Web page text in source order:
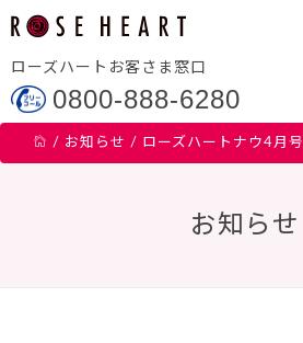
ローズハートお客さま窓口
0800-888-6280
/ お知らせ / ローズハートナウ4月号
お知らせ